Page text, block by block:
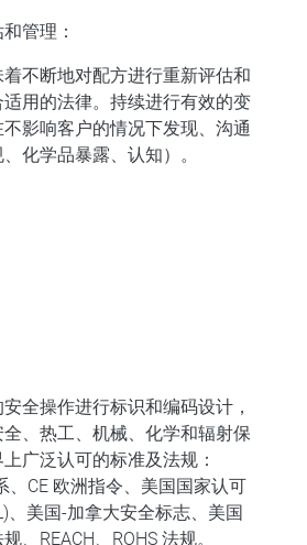
管理：
不断地对配方进行重新评估和
用的法律。持续进行有效的变
影响客户的情况下发现、沟通
化学品暴露、认知）。
全操作进行标识和编码设计，
、热工、机械、化学和辐射保
广泛认可的标准及法规：
、CE 欧洲指令、美国国家认可
、美国-加拿大安全标志、美国
、REACH、ROHS 法规。